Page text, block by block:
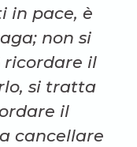
in pace, è
non si
il
si tratta
il
cancellare